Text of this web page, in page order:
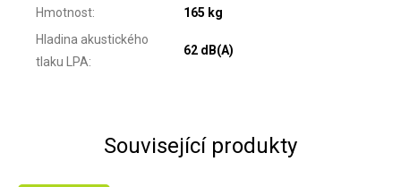
Hmotnost:
165 kg
Hladina akustického
tlaku LPA:
62 dB(A)
Související produkty